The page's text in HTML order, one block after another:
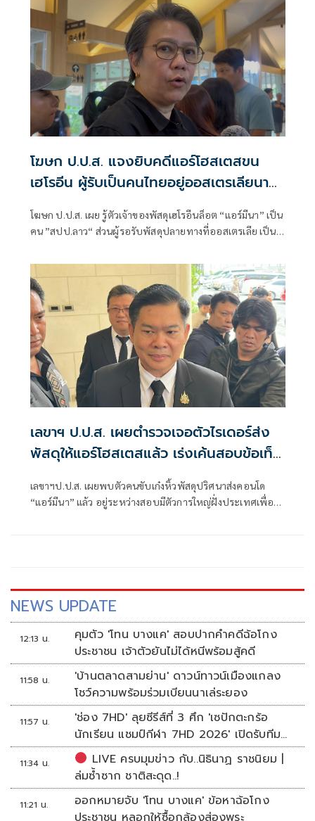
การบินไทย จำกัด ที่ถูกทางการออสเตรเลียจับกุมตัวเมื่อวันที่
25 มิ.ย.69 ว่า ขณะนี้เจ้าหน้าที่สามารถพิสูจน์ทราบตัวบุคคลใน
ขบวนการได้ตั้งแต่ต้นทางฝั่งประเทศเพื่อนบ้าน
โฆษก ป.ป.ส. แจงยิบคดีแอร์โฮสเตสขน
เฮโรอีน ผู้รับเป็นคนไทยอยู่ออสเตรเลียนาน
โฆษก ป.ป.ส. เผย รู้ตัวเจ้าของพัสดุเฮโรอีนล็อต “แอร์มีนา” เป็น
คน ”สปป.ลาว“ ส่วนผู้รอรับพัสดุปลายทางที่ออสเตรเลีย เป็น
ปี มีอาชีพทำเป็นหลักแหล่ง แต่ยังไม่ชัดเจนว่าได้เป็นพลเมือง
ออสเตรเลียหรือไม่ หลังขยายผลพบพัสดุปลายทางยาเสพติดส่ง
ออสเตรเลียบ่อยครั้ง
เลขาฯ ป.ป.ส. เผยตำรวจเจอตัวไรเดอร์ส่ง
พัสดุให้แอร์โฮสเตสแล้ว เร่งเค้นสอบข้อเท็จ
เลขาฯป.ป.ส. เผยพบตัวคนขับเก๋งหิ้วพัสดุปริศนาส่งคอนโด
“แอร์มีนา” แล้ว อยู่ระหว่างสอบมีตัวการใหญ่ฝั่งประเทศเพื่อน
NEWS UPDATE
12:13 น.
คุมตัว 'โทน บางแค' สอบปากคำคดีฉ้อโกง
ประชาชน เจ้าตัวยันไม่ได้หนีพร้อมสู้คดี
11:58 น.
'บ้านตลาดสามย่าน' ดาวน์ทาวน์เมืองแกลง
โชว์ความพร้อมร่วมเบียนนาเล่ระยอง
11:57 น.
'ช่อง 7HD' ลุยซีรีส์ที่ 3 ศึก 'เซปักตะกร้อ
นักเรียน แชมป์กีฬา 7HD 2026' เปิดรับทีม
หญิงครั้งแรก
11:34 น.
LIVE ครบมุมข่าว กับ..นิธินาฏ ราชนิยม |
ล่มซ้ำซาก ชาติสะดุด..!
11:21 น.
ออกหมายจับ 'โทน บางแค' ข้อหาฉ้อโกง
ประชาชน หลอกให้ซื้อกล้องส่องพระ